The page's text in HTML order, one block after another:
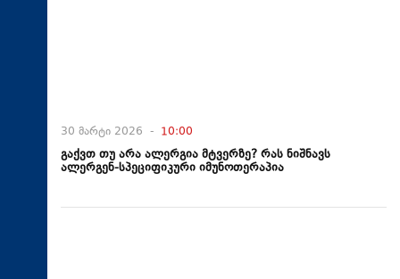
30 მარტი 2026 - 10:00
გაქვთ თუ არა ალერგია მტვერზე? რას ნიშნავს
ალერგენ-სპეციფიკური იმუნოთერაპია